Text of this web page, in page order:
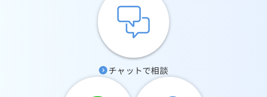
チャットで相談